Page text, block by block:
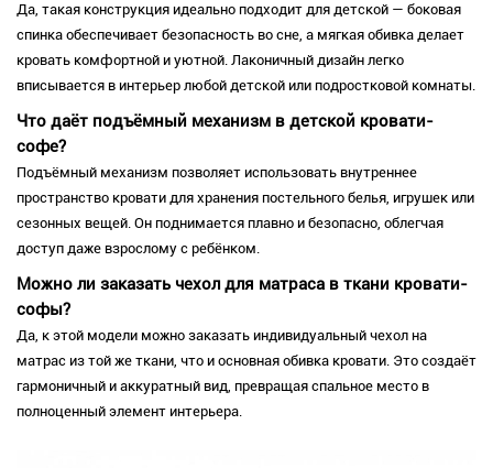
Да, такая конструкция идеально подходит для детской — боковая
спинка обеспечивает безопасность во сне, а мягкая обивка делает
кровать комфортной и уютной. Лаконичный дизайн легко
вписывается в интерьер любой детской или подростковой комнаты.
Что даёт подъёмный механизм в детской кровати-
софе?
Подъёмный механизм позволяет использовать внутреннее
пространство кровати для хранения постельного белья, игрушек или
сезонных вещей. Он поднимается плавно и безопасно, облегчая
доступ даже взрослому с ребёнком.
Можно ли заказать чехол для матраса в ткани кровати-
софы?
Да, к этой модели можно заказать индивидуальный чехол на
матрас из той же ткани, что и основная обивка кровати. Это создаёт
гармоничный и аккуратный вид, превращая спальное место в
полноценный элемент интерьера.